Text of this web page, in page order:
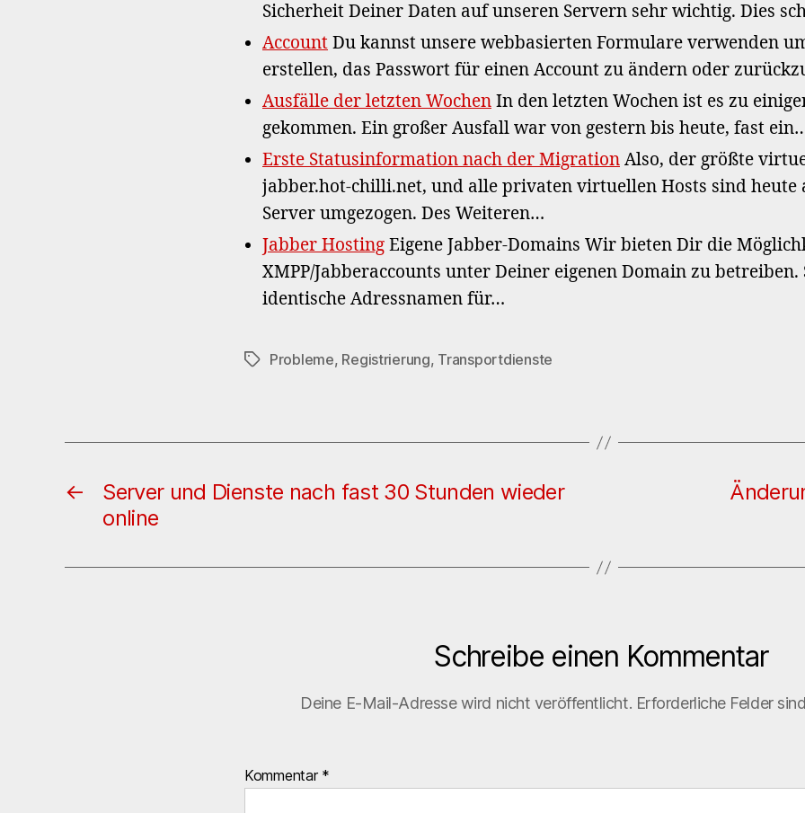
Sicherheit Deiner Daten auf unseren Servern sehr wichtig. Dies
Account Du kannst unsere webbasierten Formulare verwenden
erstellen, das Passwort für einen Account zu ändern oder
Ausfälle der letzten Wochen In den letzten Wochen ist es zu
gekommen. Ein großer Ausfall war von gestern bis heute, fast
Erste Statusinformation nach der Migration Also, der größte
jabber.hot-chilli.net, und alle privaten virtuellen Hosts sind heute
Server umgezogen. Des Weiteren…
Jabber Hosting Eigene Jabber-Domains Wir bieten Dir die
XMPP/Jabberaccounts unter Deiner eigenen Domain zu betreiben.
identische Adressnamen für…
Schlagwörter
Probleme, Registrierung, Transportdienste
←
Server und Dienste nach fast 30 Stunden wieder
online
Schreibe einen Kommentar
Deine E-Mail-Adresse wird nicht veröffentlicht. Erforderliche Felder
Kommentar *